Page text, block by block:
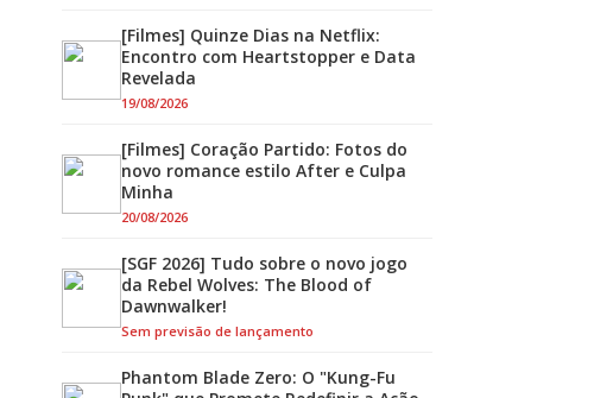
[Filmes] Quinze Dias na Netflix:
Encontro com Heartstopper e Data
Revelada
19/08/2026
[Filmes] Coração Partido: Fotos do
novo romance estilo After e Culpa
Minha
20/08/2026
[SGF 2026] Tudo sobre o novo jogo
da Rebel Wolves: The Blood of
Dawnwalker!
Sem previsão de lançamento
Phantom Blade Zero: O "Kung-Fu